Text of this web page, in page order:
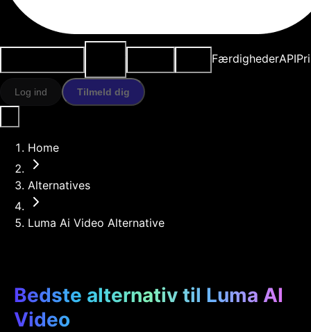
FærdighederAPI
Log ind Tilmeld dig
Home
Alternatives
Luma Ai Video Alternative
Bedste alternativ til Luma AI
Video